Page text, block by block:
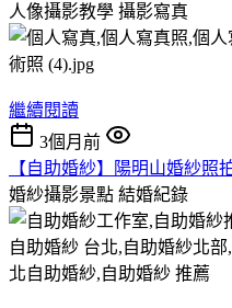
人像攝影教學 攝影寫真
繼續閱讀
3個月前
【自助婚紗】陽明山婚紗照
婚紗攝影景點 結婚紀錄